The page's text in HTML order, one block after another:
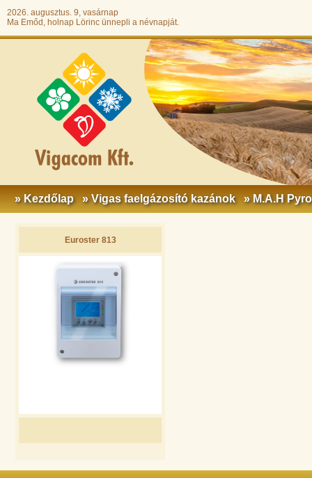
2026. augusztus. 9, vasárnap
Ma Emőd, holnap Lörinc ünnepli a névnapját.
» Kezdőlap » Vigas faelgázosító kazánok » M.A.H
Euroster 813